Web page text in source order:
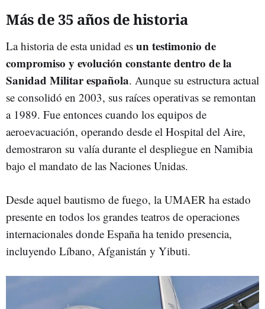
Más de 35 años de historia
La historia de esta unidad es un testimonio de
compromiso y evolución constante dentro de la
Sanidad Militar española. Aunque su estructura actual
se consolidó en 2003, sus raíces operativas se remontan
a 1989. Fue entonces cuando los equipos de
aeroevacuación, operando desde el Hospital del Aire,
demostraron su valía durante el despliegue en Namibia
bajo el mandato de las Naciones Unidas.
Desde aquel bautismo de fuego, la UMAER ha estado
presente en todos los grandes teatros de operaciones
internacionales donde España ha tenido presencia,
incluyendo Líbano, Afganistán y Yibuti.